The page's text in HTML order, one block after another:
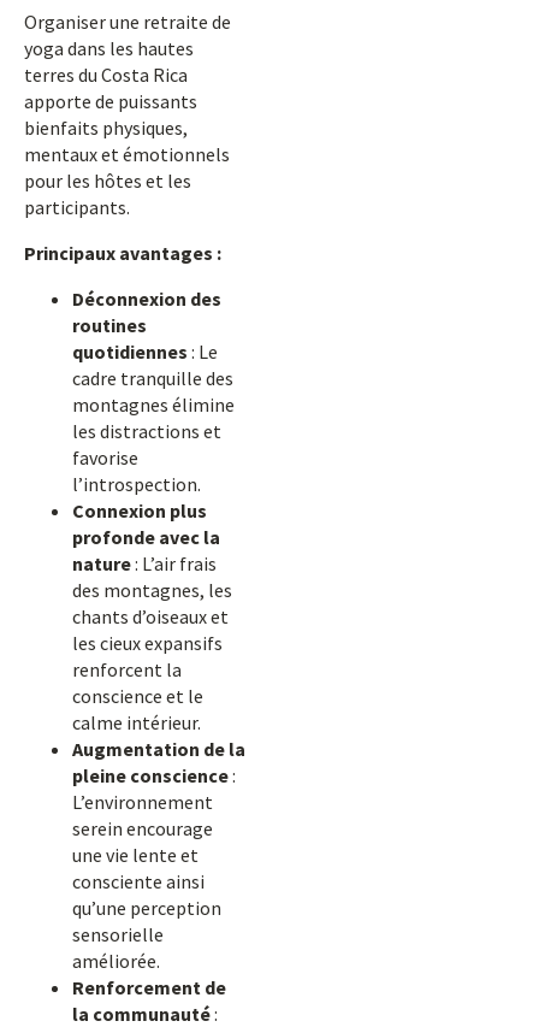
Organiser une retraite de
yoga dans les hautes
terres du Costa Rica
apporte de puissants
bienfaits physiques,
mentaux et émotionnels
pour les hôtes et les
participants.
Principaux avantages :
Déconnexion des
routines
quotidiennes : Le
cadre tranquille des
montagnes élimine
les distractions et
favorise
l’introspection.
Connexion plus
profonde avec la
nature: L’air frais
des montagnes, les
chants d’oiseaux et
les cieux expansifs
renforcent la
conscience et le
calme intérieur.
Augmentation de la
pleine conscience:
L’environnement
serein encourage
une vie lente et
consciente ainsi
qu’une perception
sensorielle
améliorée.
Renforcement de
la communauté: